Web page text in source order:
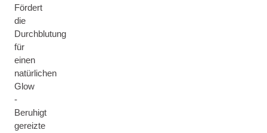
Fördert
die
Durchblutung
für
einen
natürlichen
Glow
-
Beruhigt
gereizte